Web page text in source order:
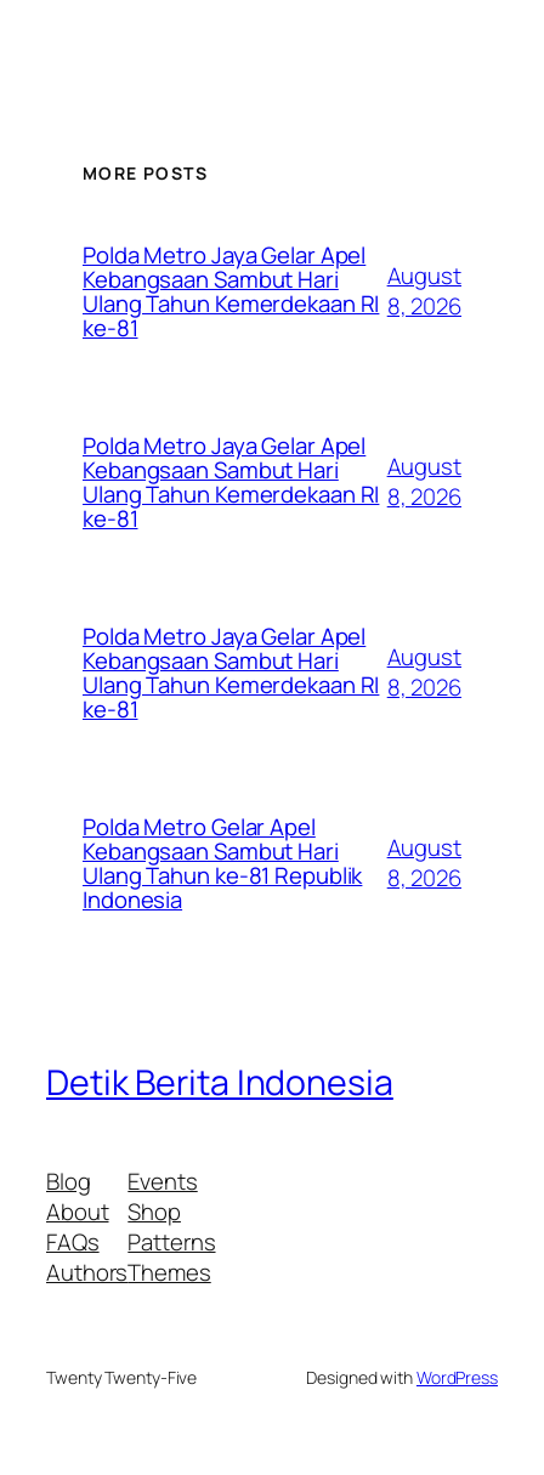
MORE POSTS
Polda Metro Jaya Gelar Apel
Kebangsaan Sambut Hari
Ulang Tahun Kemerdekaan RI
ke-81
August
8, 2026
Polda Metro Jaya Gelar Apel
Kebangsaan Sambut Hari
Ulang Tahun Kemerdekaan RI
ke-81
August
8, 2026
Polda Metro Jaya Gelar Apel
Kebangsaan Sambut Hari
Ulang Tahun Kemerdekaan RI
ke-81
August
8, 2026
Polda Metro Gelar Apel
Kebangsaan Sambut Hari
Ulang Tahun ke-81 Republik
Indonesia
August
8, 2026
Detik Berita Indonesia
Blog
About
FAQs
Authors
Events
Shop
Patterns
Themes
Twenty Twenty-Five Designed withWordPress